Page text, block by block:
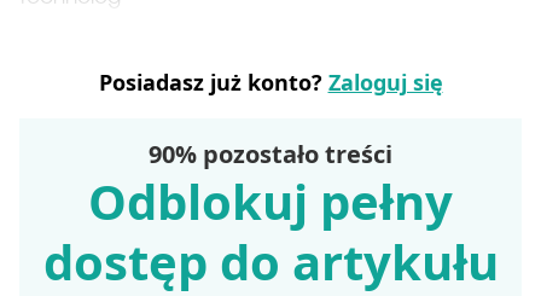
Posiadasz już konto? Zaloguj się
90% pozostało treści
Odblokuj pełny
dostęp do artykułu